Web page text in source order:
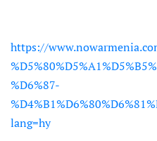
https://
%D6%87-
lang=hy